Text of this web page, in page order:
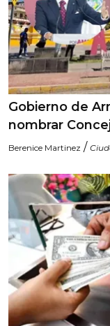
Gobierno de
nombrar
Berenice Martinez /